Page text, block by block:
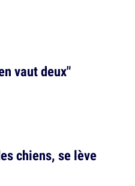
vaut deux"
chiens, se lève